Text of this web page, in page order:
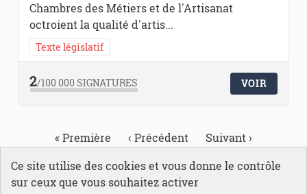
Chambres des Métiers et de l'Artisanat
octroient la qualité d'artis...
Texte législatif
2/100 000SIGNATURES VOIR
« Première ‹ Précédent
Suivant ›
Dernière »
Ce site utilise des cookies et vous donne le contrôle
sur ceux que vous souhaitez activer